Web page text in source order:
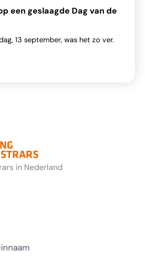
een geslaagde Dag van de
13 september, was het zo ver.
in Nederland